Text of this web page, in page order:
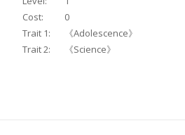
Cost:
0
Trait 1:
《Adolescence》
Trait 2: 《Science》